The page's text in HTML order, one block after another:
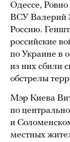
Одессе,
ВСУ Валерий
Россию.
российские
по Украине в
из них сбили
обстрелы
Мэр Киева
по
и
местных